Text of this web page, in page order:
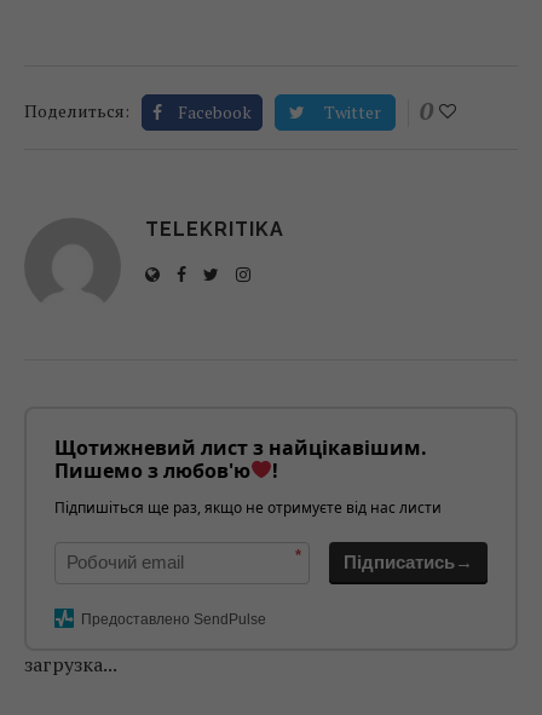
Поделиться: Facebook Twitter 0
TELEKRITIKA
Щотижневий лист з найцікавішим.
Пишемо з любов'ю
!
Підпишіться ще раз, якщо не отримуєте від нас листи
* Підписатись→
Предоставлено SendPulse
загрузка...